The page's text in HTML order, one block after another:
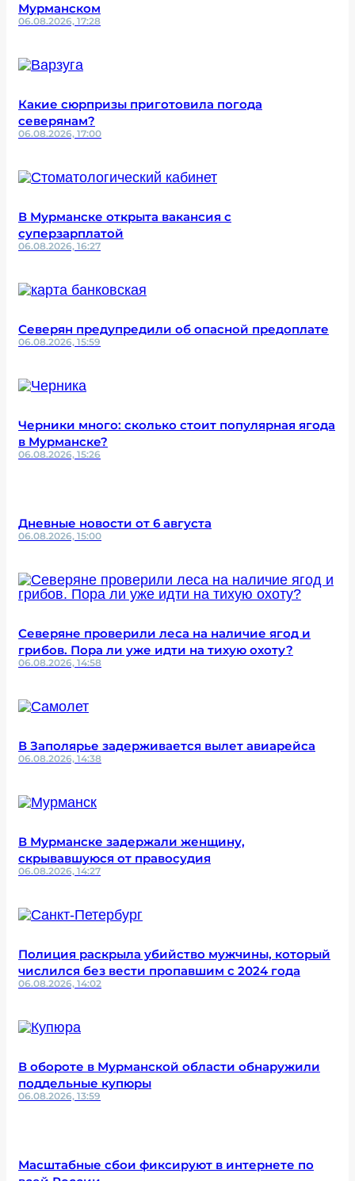
Мурманском
06.08.2026, 17:28
Какие сюрпризы приготовила погода
северянам?
06.08.2026, 17:00
В Мурманске открыта вакансия с
суперзарплатой
06.08.2026, 16:27
Северян предупредили об опасной предоплате
06.08.2026, 15:59
Черники много: сколько стоит популярная ягода
в Мурманске?
06.08.2026, 15:26
Дневные новости от 6 августа
06.08.2026, 15:00
Северяне проверили леса на наличие ягод и
грибов. Пора ли уже идти на тихую охоту?
06.08.2026, 14:58
В Заполярье задерживается вылет авиарейса
06.08.2026, 14:38
В Мурманске задержали женщину,
скрывавшуюся от правосудия
06.08.2026, 14:27
Полиция раскрыла убийство мужчины, который
числился без вести пропавшим с 2024 года
06.08.2026, 14:02
В обороте в Мурманской области обнаружили
поддельные купюры
06.08.2026, 13:59
Масштабные сбои фиксируют в интернете по